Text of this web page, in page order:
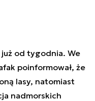
od tygodnia. We
poinformował, że
lasy, natomiast
nadmorskich